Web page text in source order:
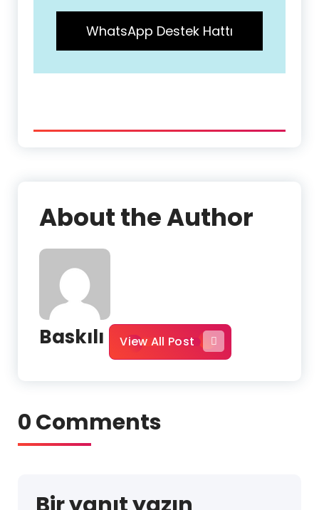
WhatsApp Destek Hattı
About the Author
Baskılı View All Post
0 Comments